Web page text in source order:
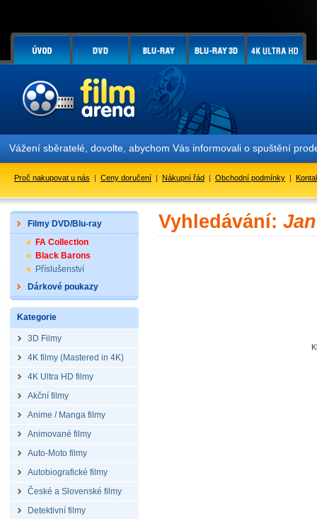
Vážení sběratelé, dovolte, abychom Vás informovali o spuštění
Proč nakupovat u nás | Ceny doručení | Nákupní řád | Obchodní podmínky |
Filmy DVD/Blu-ray
FA Collection
Black Barons
Příslušenství
Dárkové poukazy
Kategorie
3D Filmy
4K filmy (Mastered in 4K)
4K Ultra HD filmy
Akční filmy
Anime / Manga filmy
Animované filmy
Auto-Moto filmy
Autobiografické filmy
České a Slovenské filmy
Detektivní filmy
Vyhledávání: